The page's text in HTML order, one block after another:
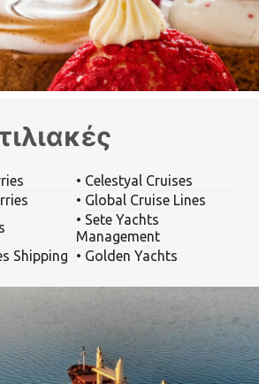
• Celestyal Cruises
• Global Cruise Lines
• Sete Yachts
Management
Shipping
• Golden Yachts